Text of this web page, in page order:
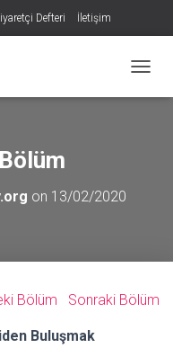
Defteri İletişim
on 13/02/2020
Bölüm Sonraki Bölüm
Buluşmak